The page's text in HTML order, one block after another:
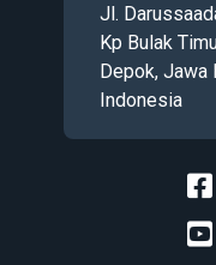
Jl.
Kp Bulak
Depok, Jawa
Indonesia